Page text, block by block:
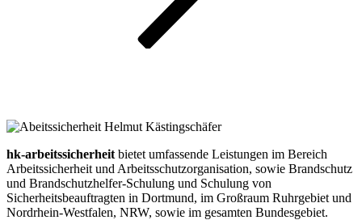
hk-arbeitssicherheit bietet umfassende Leistungen im Bereich
Arbeitssicherheit und Arbeitsschutzorganisation, sowie Brandschutz
und Brandschutzhelfer-Schulung und Schulung von
Sicherheitsbeauftragten in Dortmund, im Großraum Ruhrgebiet und
Nordrhein-Westfalen, NRW, sowie im gesamten Bundesgebiet.